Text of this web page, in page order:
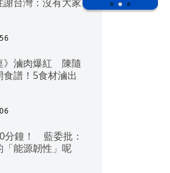
》滷肉爆紅 陳隨
譜！5食材滷出
分鐘！ 藍委批：
「能源韌性」呢